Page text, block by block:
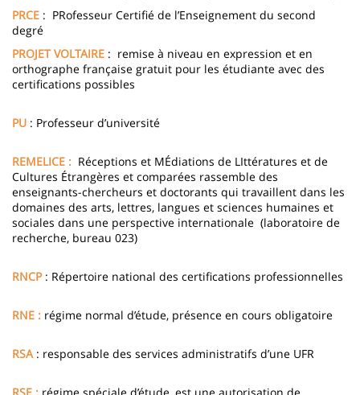
PRCE : PRofesseur Certifié de l’Enseignement du second
degré
PROJET VOLTAIRE : remise à niveau en expression et en
orthographe française gratuit pour les étudiante avec des
certifications possibles
PU : Professeur d’université
REMELICE : Réceptions et MÉdiations de LIttératures et de
Cultures Étrangères et comparées rassemble des
enseignants-chercheurs et doctorants qui travaillent dans les
domaines des arts, lettres, langues et sciences humaines et
sociales dans une perspective internationale (laboratoire de
recherche, bureau 023)
RNCP : Répertoire national des certifications professionnelles
RNE : régime normal d’étude, présence en cours obligatoire
RSA : responsable des services administratifs d’une UFR